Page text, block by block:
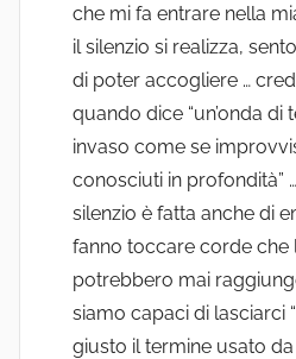
che mi fa entrare nella
il silenzio si realizza,
di poter accogliere …
quando dice “un’onda di
invaso come se
conosciuti in profondità”
silenzio è fatta anche di
fanno toccare corde che
potrebbero mai
siamo capaci di lasciarci
giusto il termine usato